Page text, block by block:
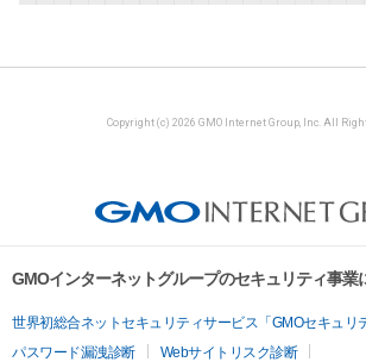
Copyright (c) 2026 GMO Internet Group, Inc. All
GMOインターネットグループのセキュリティ事業
世界初総合ネットセキュリティサービス「GMOセキュリ
パスワード漏洩診断
Webサイトリスク診断